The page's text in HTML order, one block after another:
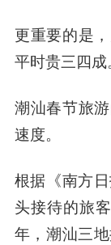
更重要的是
平时贵三四成
潮汕春节旅
速度。
根据《南方
头接待的旅
年，潮汕三